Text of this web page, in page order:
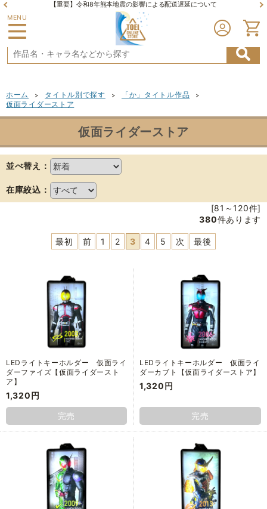
【重要】令和8年熊本地震の影響による配送遅延について
MENU
ホーム > タイトル別で探す > 「か」タイトル作品 >
仮面ライダーストア
仮面ライダーストア
並べ替え：
在庫絞込：
[81～120件]
380件あります
最初 前 1 2 3 4 5 次 最後
LEDライトキーホルダー 仮面ライ
ダーファイズ【仮面ライダースト
ア】
1,320円
完売
LEDライトキーホルダー 仮面ライ
ダーカブト【仮面ライダーストア】
1,320円
完売